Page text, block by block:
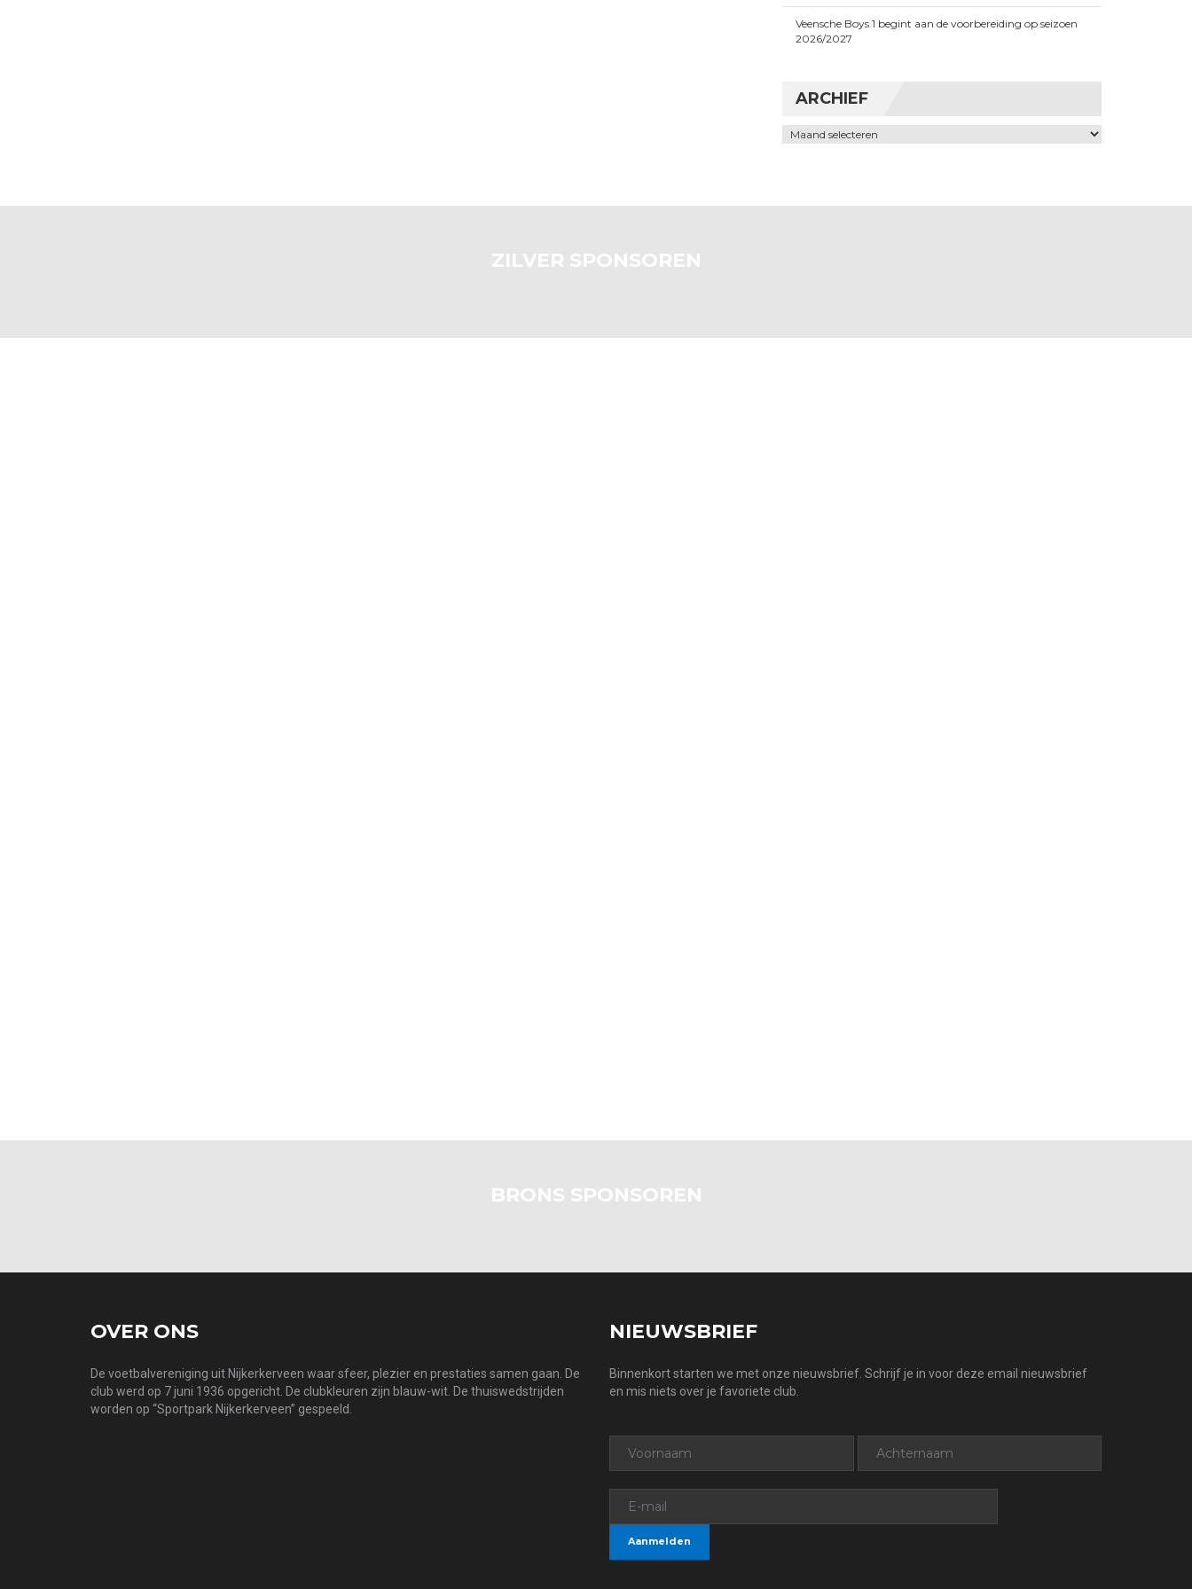
Veensche Boys 1 begint aan de voorbereiding op seizoen
2026/2027
ARCHIEF
Archief
ZILVER SPONSOREN
BRONS SPONSOREN
OVER ONS
De voetbalvereniging uit Nijkerkerveen waar sfeer, plezier en prestaties samen gaan. De
club werd op 7 juni 1936 opgericht. De clubkleuren zijn blauw-wit. De thuiswedstrijden
worden op “Sportpark Nijkerkerveen” gespeeld.
NIEUWSBRIEF
Binnenkort starten we met onze nieuwsbrief. Schrijf je in voor deze email nieuwsbrief
en mis niets over je favoriete club.